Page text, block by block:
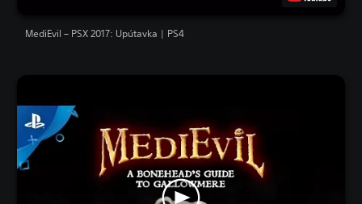
MediEvil – PSX 2017: Upútavka | PS4